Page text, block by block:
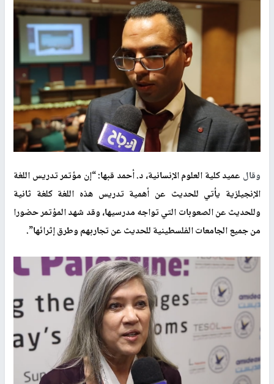
وقال عميد كلية العلوم الإنسانية، د. أحمد قبها: “إن مؤتمر تدريس اللغة
الإنجيلزية يأتي للحديث عن أهمية تدريس هذه اللغة كلغة ثانية
وللحديث عن الصعوبات التي تواجه مدرسيها، وقد شهد المؤتمر حضورا
من جميع الجامعات الفلسطينية للحديث عن تجاربهم وطرق إثرائها.”